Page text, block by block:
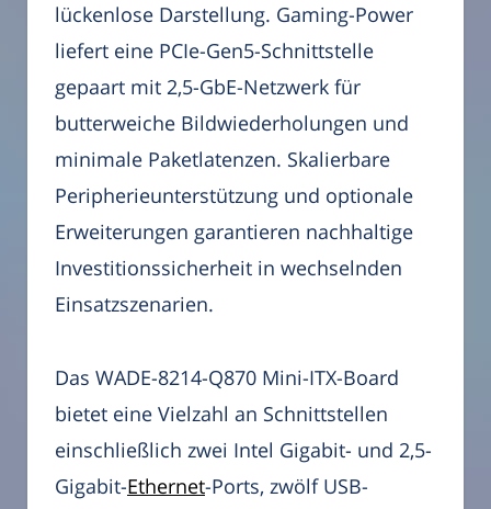
lückenlose Darstellung. Gaming-Power
liefert eine PCIe-Gen5-Schnittstelle
gepaart mit 2,5-GbE-Netzwerk für
butterweiche Bildwiederholungen und
minimale Paketlatenzen. Skalierbare
Peripherieunterstützung und optionale
Erweiterungen garantieren nachhaltige
Investitionssicherheit in wechselnden
Einsatzszenarien.
Das WADE-8214-Q870 Mini-ITX-Board
bietet eine Vielzahl an Schnittstellen
einschließlich zwei Intel Gigabit- und 2,5-
Gigabit-Ethernet-Ports, zwölf USB-